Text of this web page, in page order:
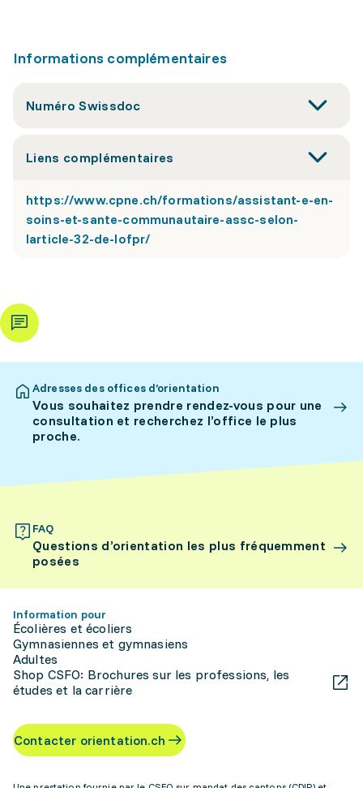
Informations complémentaires
Numéro Swissdoc
Liens complémentaires
https://www.cpne.ch/formations/assistant-e-en-
soins-et-sante-communautaire-assc-selon-
larticle-32-de-lofpr/
Adresses des offices d’orientation
Vous souhaitez prendre rendez-vous pour une
consultation et recherchez l’office le plus
proche.
FAQ
Questions d’orientation les plus fréquemment
posées
Information pour
Écolières et écoliers
Gymnasiennes et gymnasiens
Adultes
Shop CSFO: Brochures sur les professions, les
études et la carrière
Contacter orientation.ch